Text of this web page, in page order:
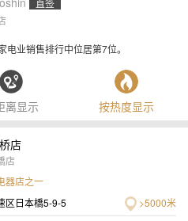
业销售排行中位居第7位。
离显示 按热度显示
店
店
器店之一
区日本橋5-9-5
>5000米